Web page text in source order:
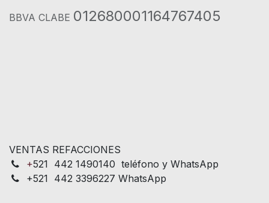
BBVA CLABE 012680001164767405
VENTAS REFACCIONES
+521 442 1490140 teléfono y WhatsApp
+521 442 3396227 WhatsApp